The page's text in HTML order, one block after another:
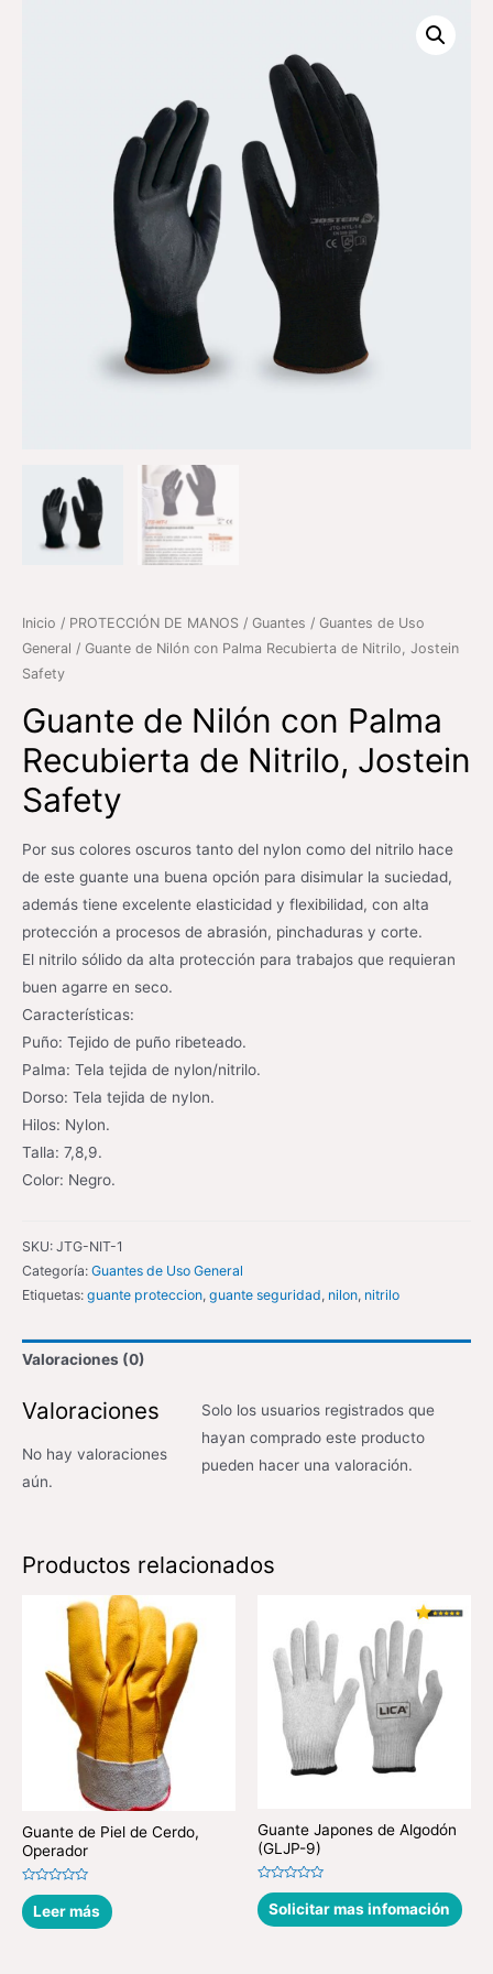
Inicio / PROTECCIÓN DE MANOS / Guantes / Guantes de Uso
General / Guante de Nilón con Palma Recubierta de Nitrilo, Jostein
Safety
Guante de Nilón con Palma
Recubierta de Nitrilo, Jostein
Safety
Por sus colores oscuros tanto del nylon como del nitrilo hace
de este guante una buena opción para disimular la suciedad,
además tiene excelente elasticidad y flexibilidad, con alta
protección a procesos de abrasión, pinchaduras y corte.
El nitrilo sólido da alta protección para trabajos que requieran
buen agarre en seco.
Características:
Puño: Tejido de puño ribeteado.
Palma: Tela tejida de nylon/nitrilo.
Dorso: Tela tejida de nylon.
Hilos: Nylon.
Talla: 7,8,9.
Color: Negro.
SKU: JTG-NIT-1
Categoría: Guantes de Uso General
Etiquetas: guante proteccion, guante seguridad, nilon, nitrilo
Valoraciones (0)
Valoraciones
No hay valoraciones
aún.
Solo los usuarios registrados que
hayan comprado este producto
pueden hacer una valoración.
Productos relacionados
Guante de Piel de Cerdo,
Operador
Valorado
en
0
de
Leer más
Guante Japones de Algodón
(GLJP-9)
Valorado
en
0
de
Solicitar mas infomación